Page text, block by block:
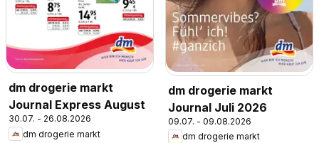
dm drogerie markt
Journal Express August
30.07. - 26.08.2026
dm drogerie markt
dm drogerie markt
Journal Juli 2026
09.07. - 09.08.2026
dm drogerie markt